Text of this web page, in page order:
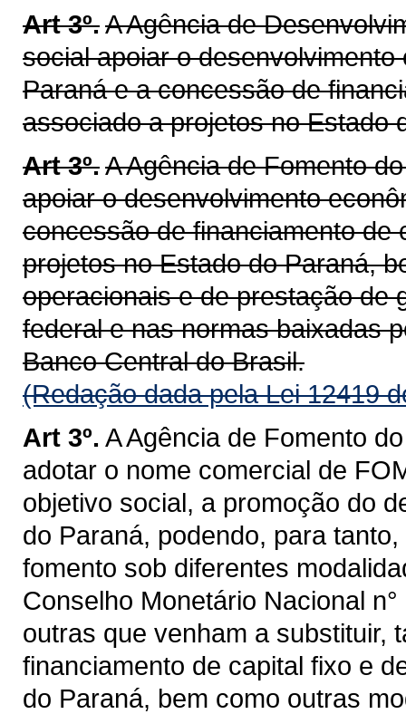
Art 3º.A Agência de
social apoiar o
Paraná e a concessão de
associado a projetos no Estado
Art 3º.A Agência de Fomento
apoiar o desenvolvimento
concessão de financiamento de
projetos no Estado do Paraná,
operacionais e de prestação de
federal e nas normas baixadas
Banco Central do Brasil.
(Redação dada pela Lei 12419
Art 3º. A Agência de Fomento
adotar o nome comercial de
objetivo social, a promoção do
do Paraná, podendo, para
fomento sob diferentes
Conselho Monetário Nacional
outras que venham a substituir,
financiamento de capital fixo e
do Paraná, bem como outras